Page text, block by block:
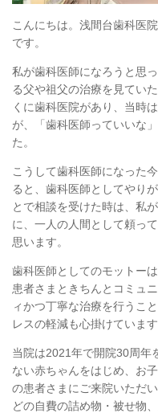
こんにちは。浅間台歯科医
です。
私が歯科医師になろうと思
る父や祖父の治療を見てい
くに歯科医院があり、当時
が、「歯科医師っていいな
た。
こうして歯科医師になった
ると、歯科医師としてやり
とで相談を受けた時は、私
に、一人の人間として頼っ
思います。
歯科医師としてのモットー
患者さまときちんとコミュ
ィかつ丁寧な治療を行うこ
レスの軽減も心掛けています
当院は2021年で開院30周年
ない赤ちゃんをはじめ、お
の患者さまにご来院いただ
どの自費の詰め物・被せ物